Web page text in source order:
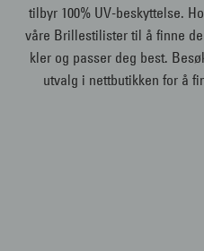
tilbyr 100% UV-beskyttelse.
våre Brillestilister til å finne
kler og passer deg best.
utvalg i nettbutikken for å